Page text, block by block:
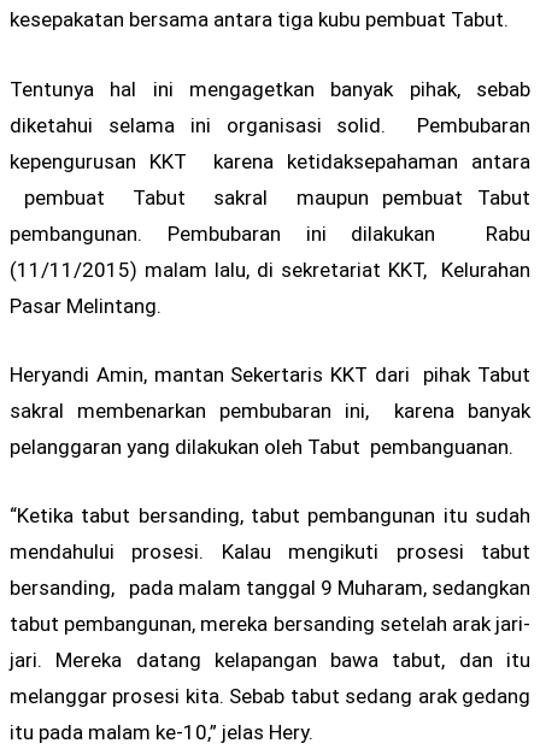
kesepakatan bersama antara tiga kubu pembuat Tabut.
Tentunya hal ini mengagetkan banyak pihak, sebab
diketahui selama ini organisasi solid. Pembubaran
kepengurusan KKT karena ketidaksepahaman antara
pembuat Tabut sakral maupun pembuat Tabut
pembangunan. Pembubaran ini dilakukan Rabu
(11/11/2015) malam lalu, di sekretariat KKT, Kelurahan
Pasar Melintang.
Heryandi Amin, mantan Sekertaris KKT dari pihak Tabut
sakral membenarkan pembubaran ini, karena banyak
pelanggaran yang dilakukan oleh Tabut pembanguanan.
“Ketika tabut bersanding, tabut pembangunan itu sudah
mendahului prosesi. Kalau mengikuti prosesi tabut
bersanding, pada malam tanggal 9 Muharam, sedangkan
tabut pembangunan, mereka bersanding setelah arak jari-
jari. Mereka datang kelapangan bawa tabut, dan itu
melanggar prosesi kita. Sebab tabut sedang arak gedang
itu pada malam ke-10,” jelas Hery.